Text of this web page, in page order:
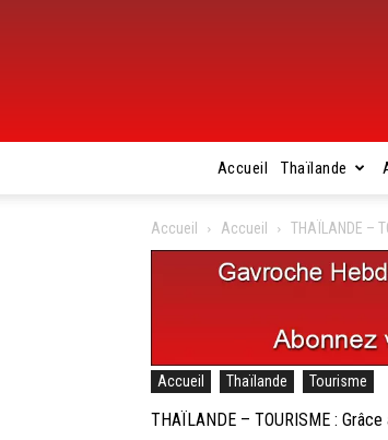
Accueil Thaïlande
Accueil Accueil THAÏLANDE –
Accueil Thaïlande Tourisme
THAÏLANDE – TOURISME :